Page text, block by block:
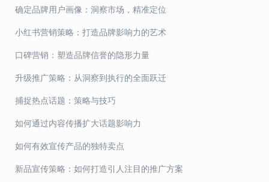
确定品牌用户画像：洞察市场，精准定位
小红书营销策略：打造品牌影响力的艺术
口碑营销：塑造品牌信誉的隐形力量
升级推广策略：从洞察到执行的全面跃迁
捕捉热点话题：策略与技巧
如何通过内容传播扩大话题影响力
如何有效宣传产品的独特卖点
新品宣传策略：如何打造引人注目的推广方案